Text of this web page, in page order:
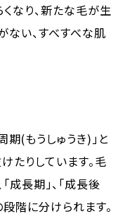
なり、新たな毛が生
ない、すべすべな肌
期(もうしゅうき)」と
たりしています。毛
成長期」、「成長後
段階に分けられます。